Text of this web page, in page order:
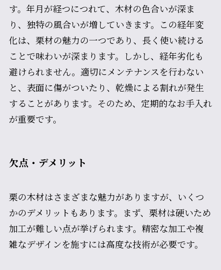
す。年月が経つにつれて、木材の色合いが深ま
り、独特の風合いが増していきます。この経年変
化は、栗材の魅力の一つであり、長く使い続ける
ことで味わいが深まります。しかし、経年劣化も
避けられません。適切にメンテナンスを行わない
と、表面に傷がついたり、乾燥による割れが発生
することがあります。そのため、定期的なお手入れ
が重要です。
欠点・デメリット
栗の木材はさまざまな魅力がありますが、いくつ
かのデメリットもあります。まず、栗材は硬いため
加工が難しい点が挙げられます。精密な加工や複
雑なデザインを施すには高度な技術が必要です。